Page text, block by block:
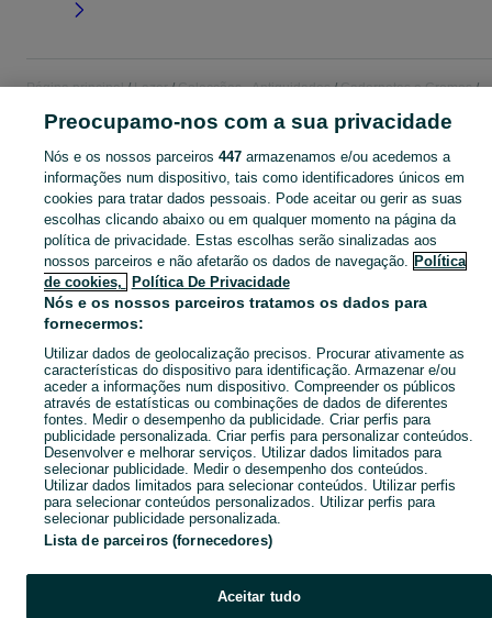
Página principal Lazer Colecções - Antiguidades
Cadernetas e Cromos
CATEGORIA
Navegue pelos últimos anúncios de Cadernetas e Cromos em Ericeira no OLX Portugal. Compre e venda produtos locais com facilidade e segurança. Mostrar
Mapa do site
Mapa das freguesias
Mapa de mini-sites
Pesquisas populares
Preocupamo-nos com a sua privacidade
Nós e os nossos parceiros 447armazenamos e/ou acedemos a
informações num dispositivo, tais como identificadores únicos em
cookies para tratar dados pessoais. Pode aceitar ou gerir as suas
escolhas clicando abaixo ou em qualquer momento na página da
política de privacidade. Estas escolhas serão sinalizadas aos
nossos parceiros e não afetarão os dados de navegação. Política
de cookies,
Política De Privacidade
Nós e os nossos parceiros tratamos os dados para
fornecermos:
Utilizar dados de geolocalização precisos. Procurar ativamente as
características do dispositivo para identificação. Armazenar e/ou
aceder a informações num dispositivo. Compreender os públicos
através de estatísticas ou combinações de dados de diferentes
fontes. Medir o desempenho da publicidade. Criar perfis para
publicidade personalizada. Criar perfis para personalizar conteúdos.
Desenvolver e melhorar serviços. Utilizar dados limitados para
selecionar publicidade. Medir o desempenho dos conteúdos.
Utilizar dados limitados para selecionar conteúdos. Utilizar perfis
para selecionar conteúdos personalizados. Utilizar perfis para
selecionar publicidade personalizada.
Lista de parceiros (fornecedores)
Aceitar tudo